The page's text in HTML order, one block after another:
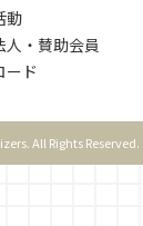
動
人・賛助会員
ード
All Rights Reserved.